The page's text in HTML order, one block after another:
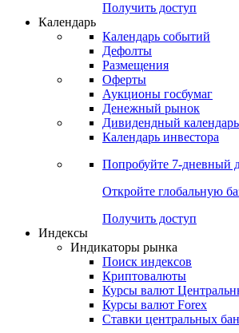
Получить доступ
Календарь
Календарь событий
Дефолты
Размещения
Оферты
Аукционы госбумаг
Денежный рынок
Дивидендный календарь
Календарь инвестора
Попробуйте 7-дневный
Откройте глобальную
Получить доступ
Индексы
Индикаторы рынка
Поиск индексов
Криптовалюты
Курсы валют
Курсы валют Forex
Ставки центральных